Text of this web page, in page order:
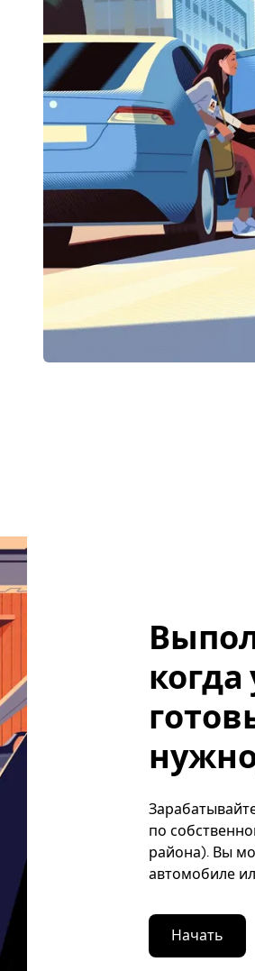
по
района). Вы
автомобиле
Начать